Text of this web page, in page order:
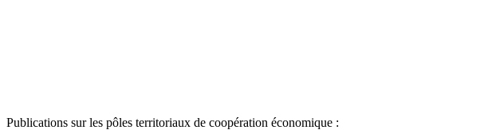
Publications sur les pôles territoriaux de coopération économique :